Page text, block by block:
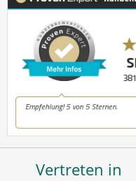
Vertreten in